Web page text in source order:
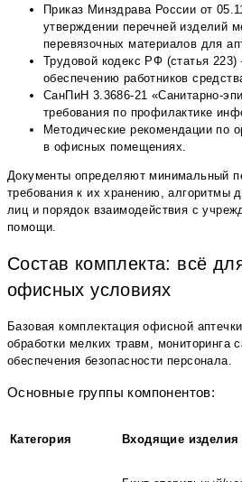
Приказ Минздрава России от
утверждении перечней изделий
перевязочных материалов для
Трудовой кодекс РФ (статья
обеспечению работников
СанПиН 3.3686-21 «Санитарно-
требования по профилактике
Методические рекомендации по
в офисных помещениях.
Документы определяют минимальный
требования к их хранению, алгоритмы
лиц и порядок взаимодействия с
помощи.
Состав комплекта: всё
офисных условиях
Базовая комплектация офисной
обработки мелких травм, мониторинга
обеспечения безопасности персонала.
Основные группы компонентов:
Категория Входящие